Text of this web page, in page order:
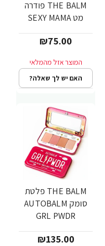
THE BALM פודרה
מט SEXY MAMA
₪75.00
האם יש לך שאלה?
THE BALM פלטת
סומק AUTOBALM
GRL PWDR
₪135.00